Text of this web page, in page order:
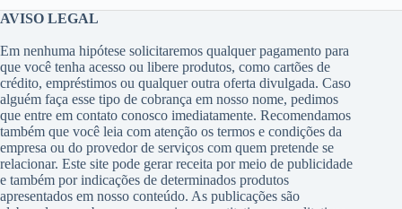
AVISO LEGAL
Em nenhuma hipótese solicitaremos qualquer pagamento para
que você tenha acesso ou libere produtos, como cartões de
crédito, empréstimos ou qualquer outra oferta divulgada. Caso
alguém faça esse tipo de cobrança em nosso nome, pedimos
que entre em contato conosco imediatamente. Recomendamos
também que você leia com atenção os termos e condições da
empresa ou do provedor de serviços com quem pretende se
relacionar. Este site pode gerar receita por meio de publicidade
e também por indicações de determinados produtos
apresentados em nosso conteúdo. As publicações são